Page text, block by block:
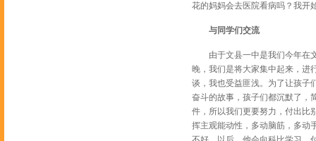
花的妈妈会去医院看病吗？我开
与同学们交流
由于文县一中是我们今年在文
晚，我们是将大家集中起来，进
谈，我也受益匪浅。为了让孩子
奋斗的故事，孩子们都沉默了，
件，所以我们更要努力，付出比
挥主观能动性，多动脑筋，多动